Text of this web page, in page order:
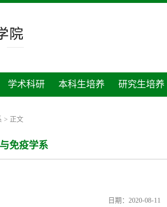
学术科研 本科生培养 研究生培养
> 正文
免疫学系
日期：2020-08-11